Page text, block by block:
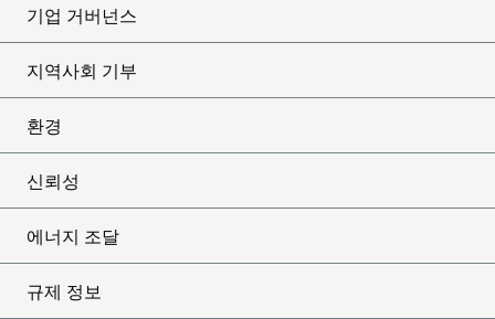
기업 거버넌스
지역사회 기부
환경
신뢰성
에너지 조달
규제 정보